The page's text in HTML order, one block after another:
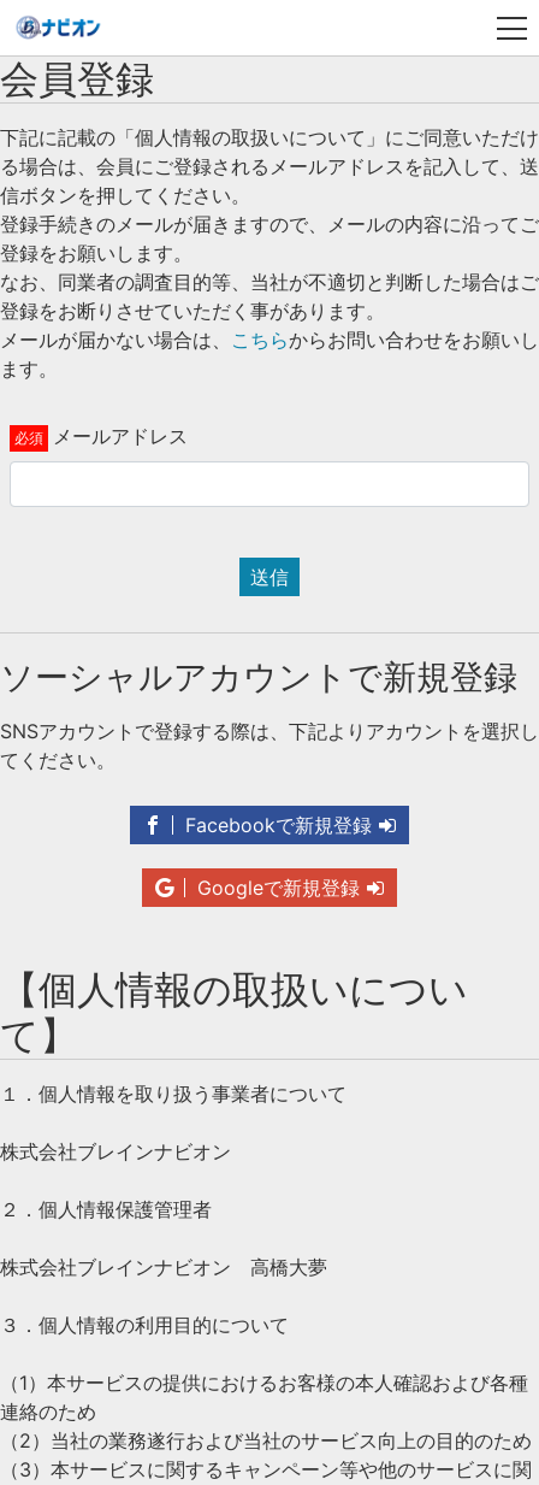
会員登録
下記に記載の「個人情報の取扱いについて」にご同意いただけ
る場合は、会員にご登録されるメールアドレスを記入して、送
信ボタンを押してください。
登録手続きのメールが届きますので、メールの内容に沿ってご
登録をお願いします。
なお、同業者の調査目的等、当社が不適切と判断した場合はご
登録をお断りさせていただく事があります。
メールが届かない場合は、 こちらからお問い合わせをお願いし
ます。
メールアドレス
送信
ソーシャルアカウントで新規登録
SNSアカウントで登録する際は、下記よりアカウントを選択し
てください。
Facebookで新規登録
Googleで新規登録
【個人情報の取扱いについ
て】
１．個人情報を取り扱う事業者について
株式会社ブレインナビオン
２．個人情報保護管理者
株式会社ブレインナビオン 高橋大夢
３．個人情報の利用目的について
（1）本サービスの提供におけるお客様の本人確認および各種
連絡のため
（2）当社の業務遂行および当社のサービス向上の目的のため
（3）本サービスに関するキャンペーン等や他のサービスに関